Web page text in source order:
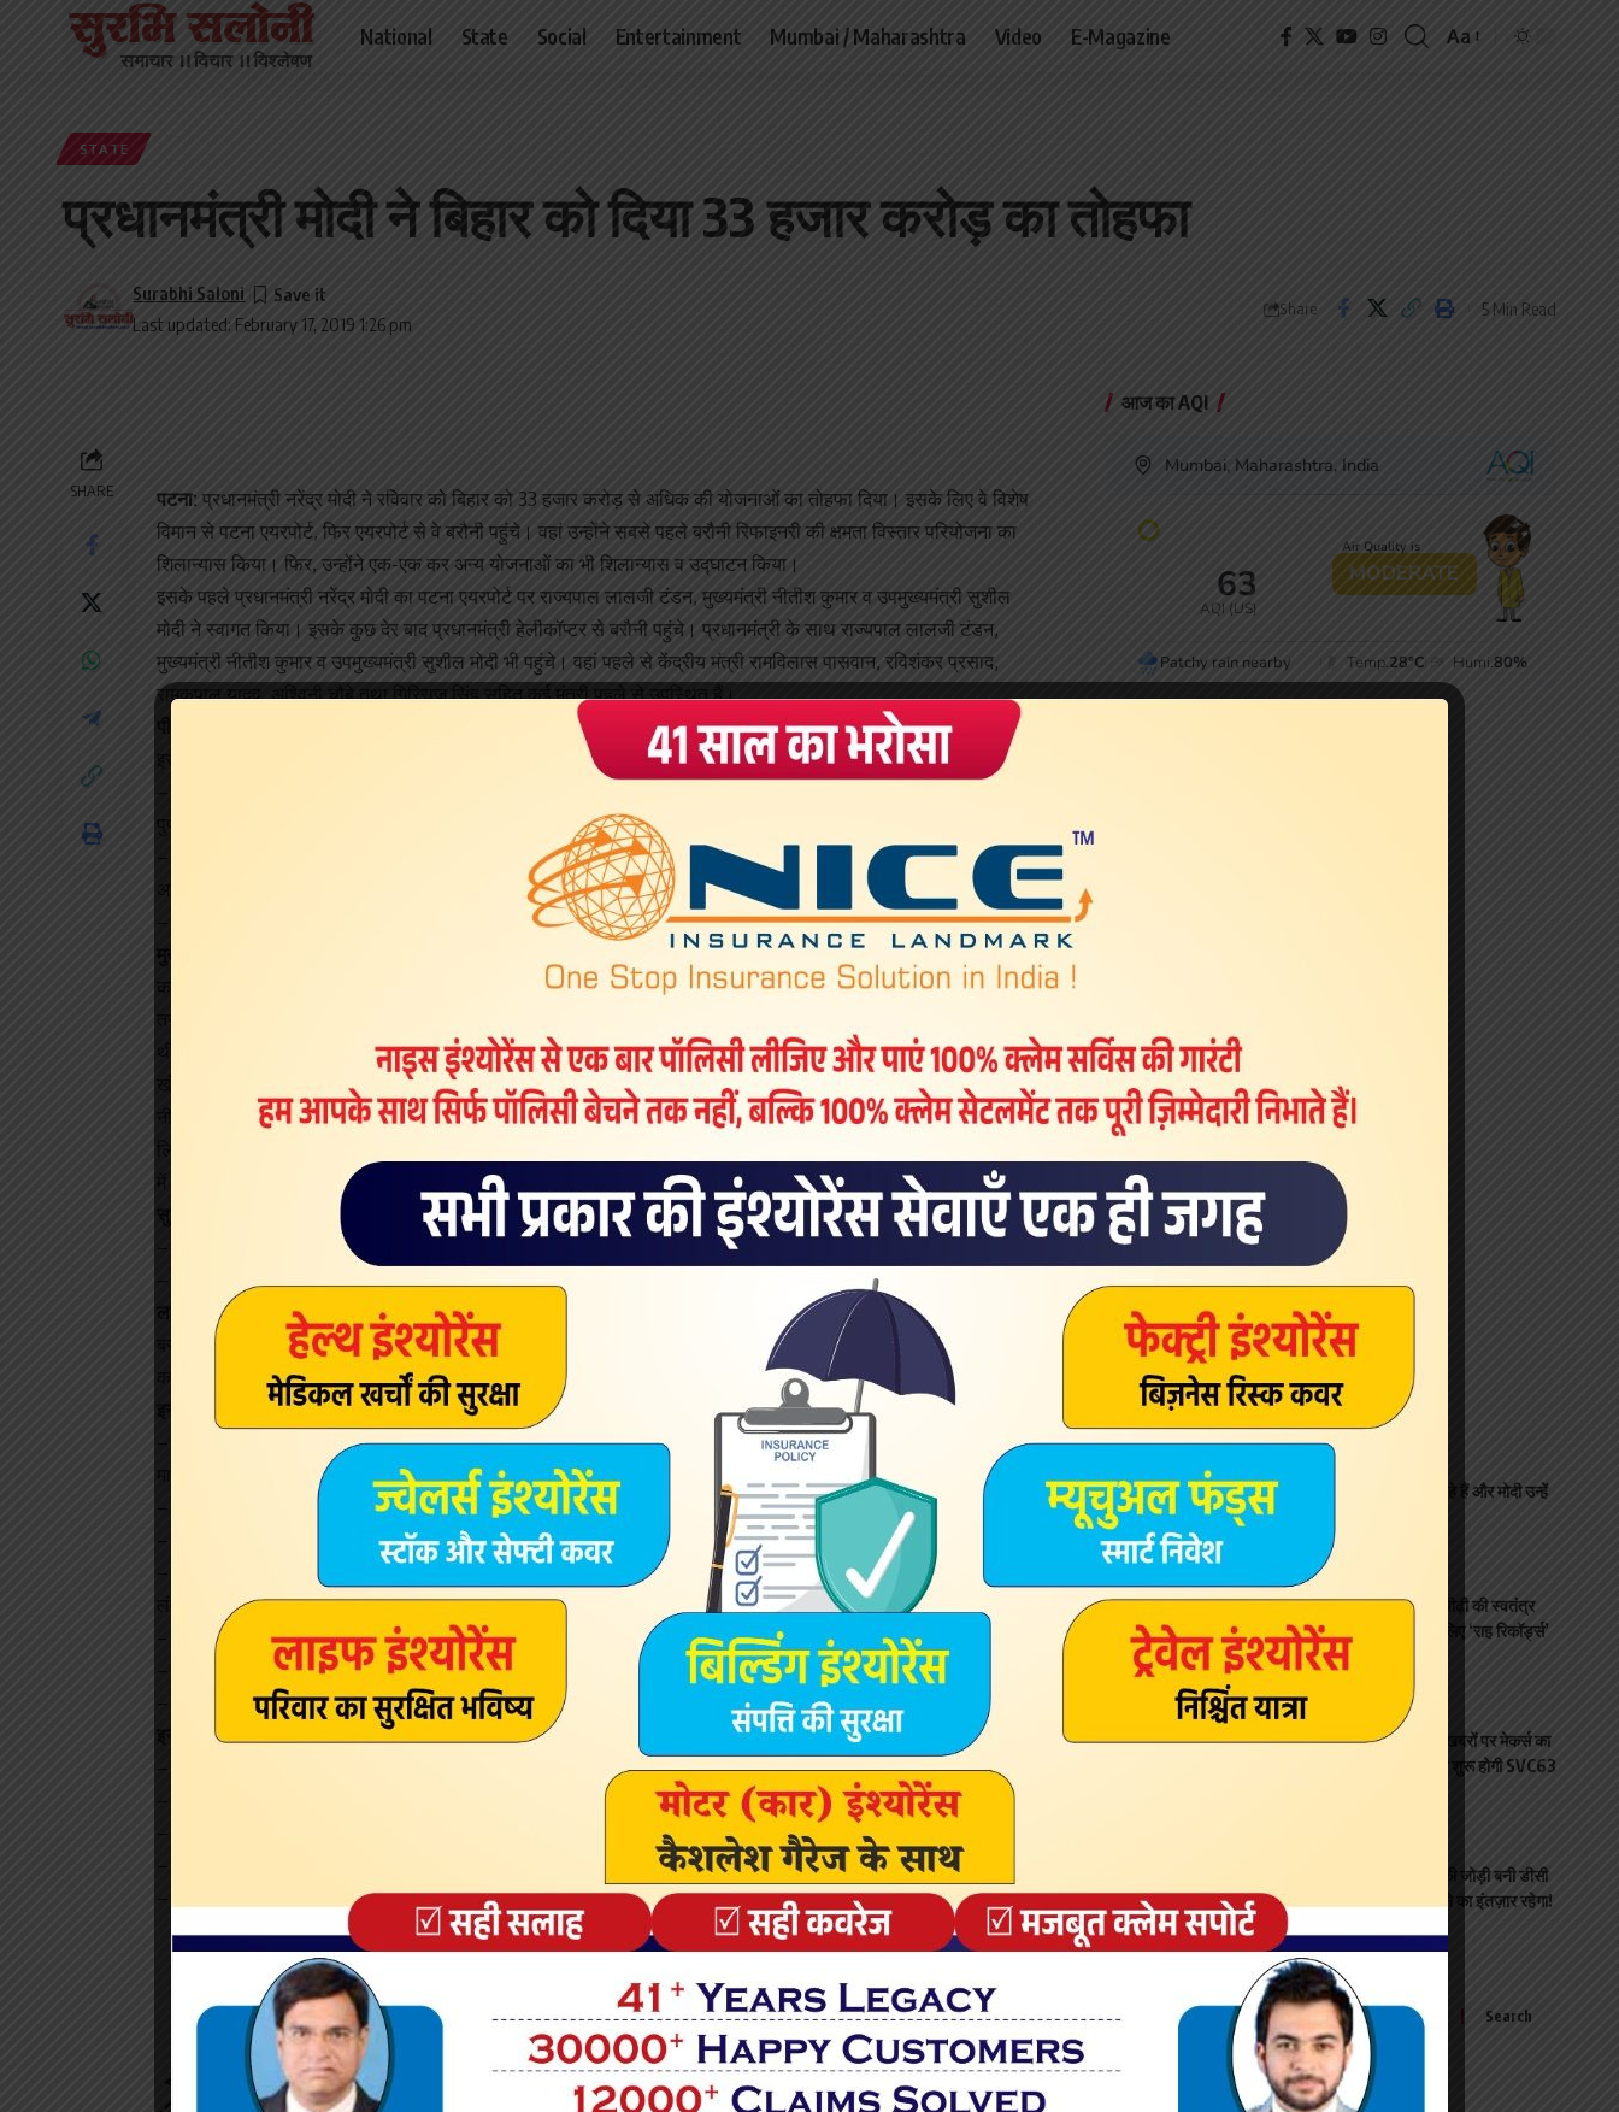
National State Social Entertainment Mumbai / Maharashtra Video E-Magazine
Font
Aa
STATE
प्रधानमंत्री मोदी ने बिहार को दिया 33 हजार करोड़ का तोहफा
Last updated: February 17, 2019 1:26 pm
Surabhi Saloni
Share 5 Min Read
SHARE पटना: प्रधानमंत्री नरेंद्र मोदी ने रविवार को बिहार को 33 हजार करोड़ से अधिक की योजनाओं का तोहफा दिया। इसके लिए वे विशेष
विमान से पटना एयरपोर्ट, फिर एयरपोर्ट से वे बरौनी पहुंचे। वहां उन्‍होंने सबसे पहले बरौनी रिफाइनरी की क्षमता विस्‍तार परियोजना का
शिलान्‍यास किया। फिर, उन्‍होंने एक-एक कर अन्‍य योजनाओं का भी शिलान्‍यास व उद्घाटन किया।
इसके पहले प्रधानमंत्री नरेंद्र मोदी का पटना एयरपोर्ट पर राज्‍यपाल लालजी टंडन, मुख्‍यमंत्री नीतीश कुमार व उपमुख्‍यमंत्री सुशील
मोदी ने स्‍वागत किया। इसके कुछ देर बाद प्रधानमंत्री हेलीकॉप्‍टर से बरौनी पहुंचे। प्रधानमंत्री के साथ राज्यपाल लालजी टंडन,
मुख्यमंत्री नीतीश कुमार व उपमुख्‍यमंत्री सुशील मोदी भी पहुंचे। वहां पहले से केंद्रीय मंत्री रामविलास पासवान, रविशंकर प्रसाद,
रामकृपाल यादव, अश्विनी चौबे तथा गिरिराज सिंह सहित कई मंत्री पहले से उपस्थित हैं।
इस अवसर पर संबोधित करते हुए प्रधानमंत्री नरेंद्र मोदी ने पहले मैथिली से अभिवानद किया। इसके बाद कहा कि…
– देश के लिए बलिदान देने वाले पटना व भागलपुर के वीर जवानों को प्रणाम करता हूं। मैं देख रहा हूं कि आपके दिलो में आग है। ये
अाग बुझनी नहीं चाहिए। जो आगे आपके दिल में है, मेरे दिल में भी है।
– वह दिन दूर नहीं जब बिहार देश को रफ्तार देने वाला अहम क्षेत्र बन जाएगा।
कार्यक्रम को संबोधित करते हुए मुख्‍यमंत्री नीतीश कुमार ने कहा कि वे बिहार की ऐतिहासिक भूमि पर बिहार वासयों व बिहार सरकार की
थी। हमने प्रयास किया और प्रधानमंत्री का समर्थन मिला। अब यह सपना साकार होगा। बरौनी में फर्टिलाइजर फैक्‍ट्री फिर से
खोलने के लिए प्रधानमंत्री को धन्‍यवाद।
नीतीश कुमार ने कहा कि पुलवामा में आतंकियों की हरकत का देश जबरदस्‍त बदला लेगा। प्रधानमंत्री ने स्‍पष्‍ट कहा है कि इस घटना के
में शहीद जवानों को श्रद्धांजलि देते हैं।
– कार्यक्रम में प्रधानमंत्री का स्‍वागत उपमुख्‍यमंत्री सुशील मोदी ने किया।
– कार्यक्रम में केंद्रीय मंत्री रामविलास पासवान ने कहा कि श्री बाबू के सपनों को प्रधानमंत्री पूरा कर रहे हैं।
लगे ‘भारत माता की जय’ के नारे
बरौनी में प्रधानमंत्री को देखने व सुनने के लिए भीड़ उमड़ पड़ी है। कार्यक्रम में ‘नमो अगेन’ लिखा टी-शर्ट पहन कर कुछ लोग पहुंचे।
कार्यक्रम स्‍थल पर ‘भारत माता की जय’ के नारे लगाए गए।
इन योजनाओं का प्रधानमंत्री ने किया शिलान्‍यास
– बरौनी रिफाइनरी की क्षमता विस्तार योजना के तहत नौ मिलियन मीट्रिक टन प्रति वर्ष एवीयू की योजना का शिलान्यास। इसके
माध्यम से पूर्वी भारत में पेट्रो उत्पादों की बढ़ती मांग को पूरा किया जाएगा।
– बरौनी रिफाइनरी में एटीएफ हाइड्रोलिक यूनिट का भी शिलान्यास। अमोनिया-यूरिया उर्वरक कांप्लेक्स का भी शिलान्यास।
– पटना मेट्रो रेल परियोजना का शिलान्यास। पटना जू के पास रिमोट से शिलान्यास।
– सीवरेज परियोजनाओं का शिलान्यास। पटना के करमली चक में सीवरेज नेटवर्क योजना स्थापित करने को केंद्र में रख 96.54 किमी
लंबे नेटवर्क बिछाने की योजना का शिलान्यास।
– बाढ़, सुल्तानगंज तथा नवगछिया में सीवरेज ट्रीटमेंट प्लांट योजना का भी शिलान्यास।
– विभिन्न स्थानों पर 1424.14 करोड़ की लागत से 22 अमृत परियोजनाओं का शिलान्यास।
– छपरा में मेडिकल कॉलेज का शिलान्यास तथा भागलपुर व गया के सरकारी मेडिकल कॉलेज के उन्नयन योजना का शिलान्यास।
इन योजनाओं का किया उद्घाटन
– जगदीशपुर-हल्दिया और बोकारो-धामरा प्राकृतिक गैस पाइपलाइन परियोजना।
– पटना के शहरी क्षेत्र में 3,200 वर्ग किमी में 9.75 लाख घरों में पीएनजी तथा वाहनों के लिए सीएनजी आपूर्ति योजना का उद्घाटन।
– बरौनी-कटिहार-कुमेदपुर, मुजफ्फरपुर-सुगौली बेतिया-रक्सौल, फतुुहा-इस्लामपुर व बिहारशरीफ -दनियावां सेक्शन का विद्युतीकरण।
Sign Up For Daily Newsletter
आज का AQI
Latest News
छात्र पेपर लीक रोकने की मांग कर रहे हैं और मोदी उन्हें
‘माफ’ करने की बात करते हैं : राहुल
August 5, 2026
यश राज फिल्म्स ने भारत की अगली पीढ़ी की स्वतंत्र
संगीत प्रतिभाओं को तैयार करने के लिए ‘राह रिकॉर्ड्स’
लॉन्च किया
entertainment August 5, 2026
समान खान की फीस को लेकर फैली खबरों पर मेकर्स का
आया बड़ा बयान, मुंबई में जाने कब से शुरू होगी SVC63
लोकेश कनगराज और वामिका गब्बी की जोड़ी बनी डीसी
का सबसे बड़ा सरप्राइज़, जिसे देखने का इंतज़ार रहेगा!
entertainment August 5, 2026
Search
Sign Up for Our Newsletter